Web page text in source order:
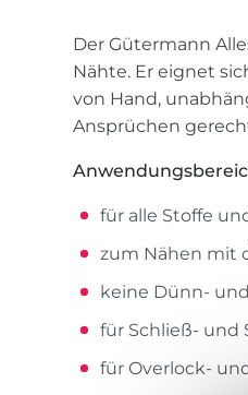
Der Gütermann
Nähte. Er eignet
von Hand,
Ansprüchen
für alle Stoffe
zum Nähen mit
keine Dünn-
für Schließ- und
für Overlock-